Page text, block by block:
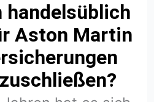
handelsüblich
Aston Martin